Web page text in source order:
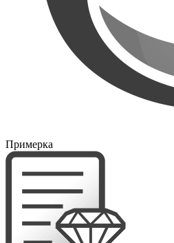
Примерка